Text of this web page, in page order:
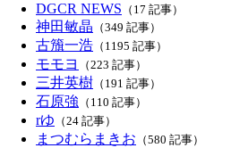
DGCR NEWS （17 記事）
神田敏晶 （349 記事）
古籏一浩 （1195 記事）
モモヨ （223 記事）
三井英樹 （191 記事）
石原強 （110 記事）
rゆ （24 記事）
まつむらまきお （580 記事）